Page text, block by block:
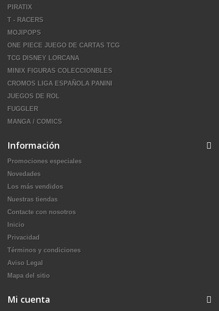
PIRATIX
T - RACERS
MOJIPOPS
ONE PIECE JUEGO DE CARTAS TCG
TCG DISNEY LORCANA
MINIX FIGURAS COLECCIONBLES
CROMOS LIGA ESPAÑOLA PANINI
JUEGOS DE ROL
FUGGLER
MANGA / COMICS
Información
Promociones especiales
Novedades
Los más vendidos
Nuestras tiendas
Contacte con nosotros
Inicio
Privacidad
Términos y condiciones
Aviso Legal
Mapa del sitio
Mi cuenta